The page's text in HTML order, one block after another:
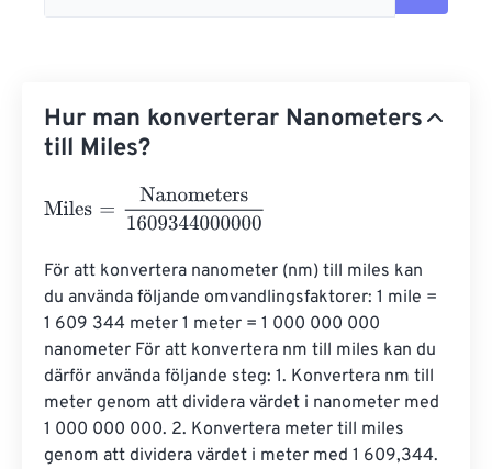
Hur man konverterar Nanometers
till Miles?
Miles Nanometers1609344000000
För att konvertera nanometer (nm) till miles kan
du använda följande omvandlingsfaktorer: 1 mile =
1 609 344 meter 1 meter = 1 000 000 000
nanometer För att konvertera nm till miles kan du
därför använda följande steg: 1. Konvertera nm till
meter genom att dividera värdet i nanometer med
1 000 000 000. 2. Konvertera meter till miles
genom att dividera värdet i meter med 1 609,344.